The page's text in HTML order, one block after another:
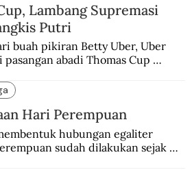
Lambang Supremasi
Putri
buah pikiran Betty Uber, Uber
pasangan abadi Thomas Cup
Hari Perempuan
hubungan egaliter
sudah dilakukan sejak